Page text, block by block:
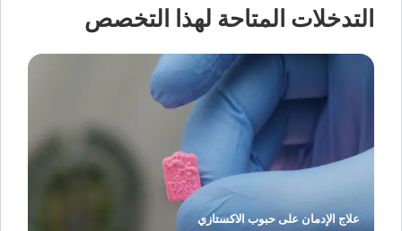
التدخلات المتاحة لهذا التخصص
علاج النوموفوبيا